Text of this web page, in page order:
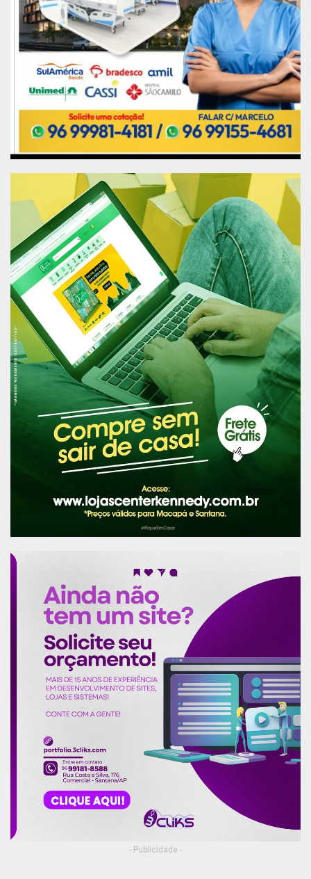
necessitarem de intubação. “Sobre a usina de
oxigênio, o Estado do Amapá recebeu um
equipamento no
último dia 26/3/2021, que será
instalado na UBS Santa Inês [de responsabilidade
domunicípio de Macapá] capazde atender todas
as unidades básicas de saúde, além dehospitais
públicos e particulares”, mas até lá ainda será
necessário o uso de cilindros.
Decisão
A juíza de direito Alaíde de Paula, titular da 4ª Vara Cível e de
Fazenda Pública da Comarca de Macapá | Foto: TJAP
Em sua sentença, a juíza reconheceu estarem
presentes os requisitos do art. 300 do CPC [a
probabilidade do
direito e o perigo de dano ou o risco ao resultado
útil do processo], deferindo a liminar e
determinando que a White Martins promova, no
prazo máximo de 3 dias, o regular fornecimento
requisitada pelo município, até que a usina de
produção de oxigênio seja instalada e esteja em
pleno uso, sob pena de multa no valor de R$ 100
mil em caso de descumprimento, até o limite de
R$ 5 milhões. “A requerente deverá auxiliar a ré no
fornecimento dos meios de transporte [aéreo ou
fluvial] para o transporte dos cilindros de modo a
efetivar a concretização da medida”, acrescentou
Até o fechamento da matéria, a White Martins
não havia retornado os pedidos de
posicionamento feitos pela redação do portal
- Publicidade -